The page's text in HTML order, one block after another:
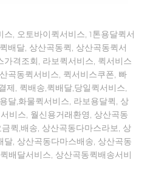
, 오토바이퀵서비스, 1톤용달퀵서
배달, 상산곡동퀵, 상산곡동퀵서
격조회, 라보퀵서비스, 퀵서비스
곡동퀵서비스, 퀵서비스쿠폰, 빠
제, 퀵배송,퀵배달,당일퀵서비스,
달,화물퀵서비스, 라보용달퀵, 상
비스, 월신용거래환영, 상산곡동
퀵,배송, 상산곡동다마스라보, 상
, 상산곡동다마스배송, 상산곡동
배달서비스, 상산곡동퀵배송서비